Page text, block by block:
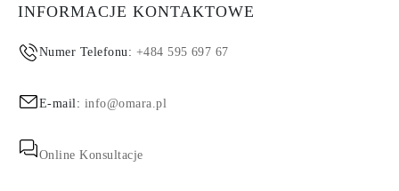
INFORMACJE KONTAKTOWE
Numer Telefonu: +484 595 697 67
E-mail: info@omara.pl
Online Konsultacje